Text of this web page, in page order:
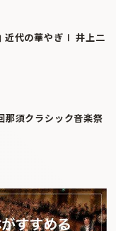
近代の華やぎⅠ 井上二
那須クラシック音楽祭